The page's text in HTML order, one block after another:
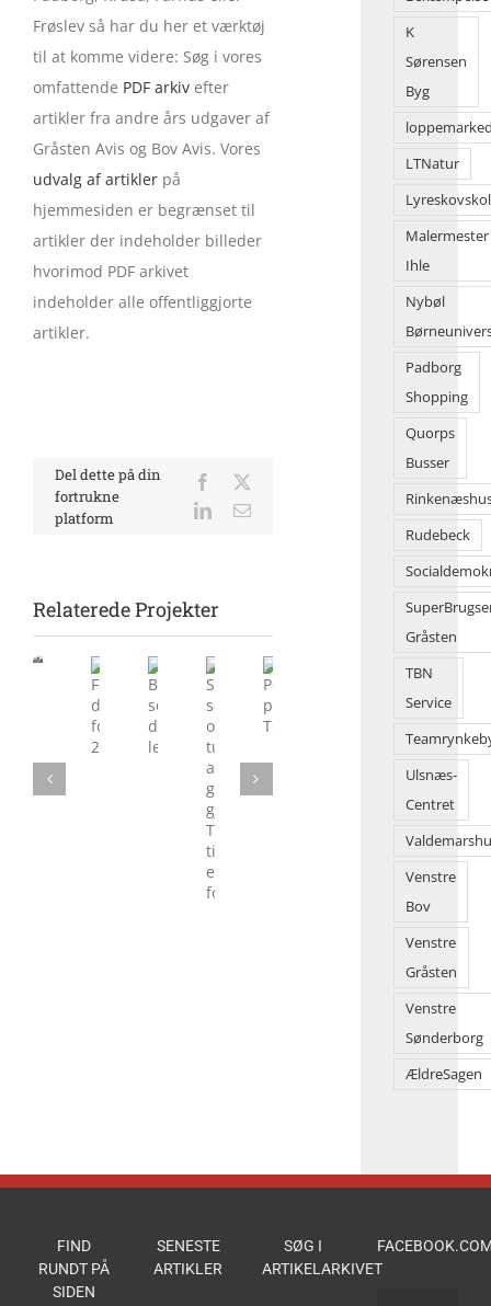
Frøslev så har du her et værktøj
til at komme videre: Søg i vores
omfattende PDF arkiv efter
artikler fra andre års udgaver af
Gråsten Avis og Bov Avis. Vores
udvalg af artiklerpå
hjemmesiden er begrænset til
artikler der indeholder billeder
hvorimod PDF arkivet
indeholder alle offentliggjorte
artikler.
Del dette på din
fortrukne
platform
Facebook
LinkedIn
E-
Relaterede Projekter
Morgensang
Torvet
Flot
danseshow
Børn
solgte
sommer
og
tusindvis
af
gæster
gjorde
Torvedagene
til
Politik
Torvedagene
K
Sørensen
Byg
LTNatur
Malermester
Ihle
Nybøl
Padborg
Shopping
Quorps
Busser
Rudebeck
Gråsten
TBN
Service
Ulsnæs-
Centret
Venstre
Bov
Venstre
Gråsten
Venstre
Sønderborg
ÆldreSagen
FIND
RUNDT PÅ
SIDEN
SENESTE
ARTIKLER
SØG I
ARTIKELARKIVET